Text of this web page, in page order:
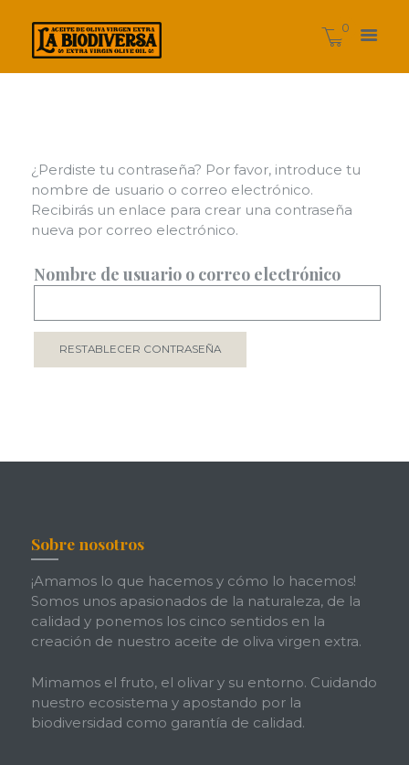
0
¿Perdiste tu contraseña? Por favor, introduce tu
nombre de usuario o correo electrónico.
Recibirás un enlace para crear una contraseña
nueva por correo electrónico.
Nombre de usuario o correo electrónico
RESTABLECER CONTRASEÑA
Sobre nosotros
¡Amamos lo que hacemos y cómo lo hacemos!
Somos unos apasionados de la naturaleza, de la
calidad y ponemos los cinco sentidos en la
creación de nuestro aceite de oliva virgen extra.
Mimamos el fruto, el olivar y su entorno. Cuidando
nuestro ecosistema y apostando por la
biodiversidad como garantía de calidad.